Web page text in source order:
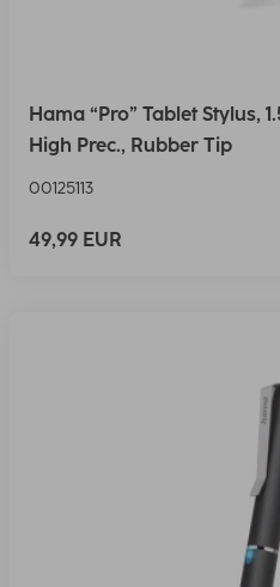
Hama “Pro” Tablet Stylus,
High Prec., Rubber Tip
00125113
49,99 EUR